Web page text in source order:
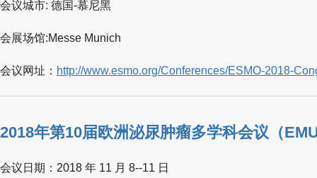
会议城市: 德国-慕尼黑
会展场馆:Messe Munich
会议网址： http://www.esmo.org/Conferences/ESMO-2018-
2018年第10届欧洲泌尿肿瘤多学科会议（
会议日期：2018 年 11 月 8--11 日